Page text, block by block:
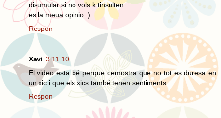
disumular si no vols k tinsulten
es la meua opinio :)
Respon
Xavi 3.11.10
El video esta bé perque demostra que no tot es duresa en
un xic i que els xics també tenen sentiments.
Respon